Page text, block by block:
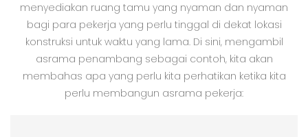
menyediakan ruang tamu yang nyaman dan nyaman
bagi para pekerja yang perlu tinggal di dekat lokasi
konstruksi untuk waktu yang lama. Di sini, mengambil
asrama penambang sebagai contoh, kita akan
membahas apa yang perlu kita perhatikan ketika kita
perlu membangun asrama pekerja: